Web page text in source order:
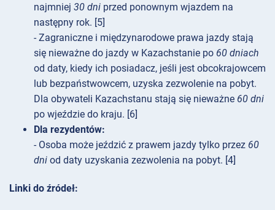
najmniej 30 dni przed ponownym wjazdem na
następny rok. [5]
- Zagraniczne i międzynarodowe prawa jazdy stają
się nieważne do jazdy w Kazachstanie po 60 dniach
od daty, kiedy ich posiadacz, jeśli jest obcokrajowcem
lub bezpaństwowcem, uzyska zezwolenie na pobyt.
Dla obywateli Kazachstanu stają się nieważne 60 dni
po wjeździe do kraju. [6]
Dla rezydentów:
- Osoba może jeździć z prawem jazdy tylko przez 60
dni od daty uzyskania zezwolenia na pobyt. [4]
Linki do źródeł: